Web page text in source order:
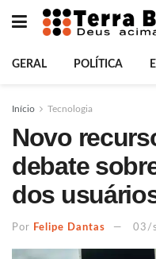
GERAL POLÍTICA
Início Tecnologia
Novo
debate
dos
Por Felipe Dantas 03/